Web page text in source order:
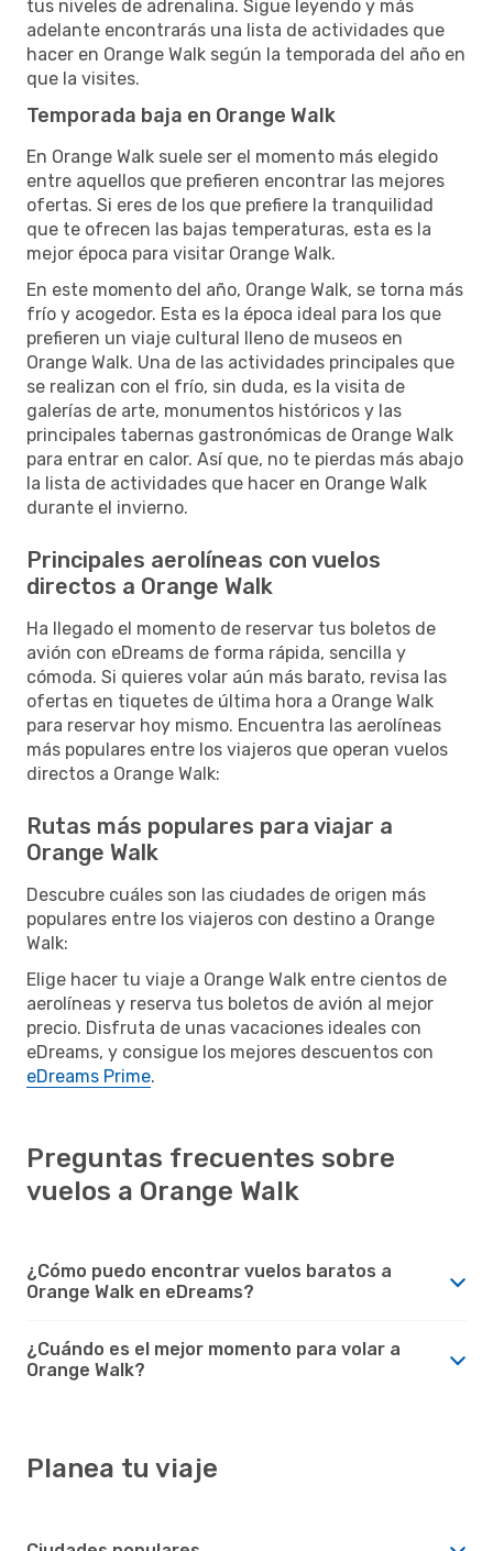
tus niveles de adrenalina. Sigue leyendo y más
adelante encontrarás una lista de actividades que
hacer en Orange Walk según la temporada del año en
que la visites.
Temporada baja en Orange Walk
En Orange Walk suele ser el momento más elegido
entre aquellos que prefieren encontrar las mejores
ofertas. Si eres de los que prefiere la tranquilidad
que te ofrecen las bajas temperaturas, esta es la
mejor época para visitar Orange Walk.
En este momento del año, Orange Walk, se torna más
frío y acogedor. Esta es la época ideal para los que
prefieren un viaje cultural lleno de museos en
Orange Walk. Una de las actividades principales que
se realizan con el frío, sin duda, es la visita de
galerías de arte, monumentos históricos y las
principales tabernas gastronómicas de Orange Walk
para entrar en calor. Así que, no te pierdas más abajo
la lista de actividades que hacer en Orange Walk
durante el invierno.
Principales aerolíneas con vuelos
directos a Orange Walk
Ha llegado el momento de reservar tus boletos de
avión con eDreams de forma rápida, sencilla y
cómoda. Si quieres volar aún más barato, revisa las
ofertas en tiquetes de última hora a Orange Walk
para reservar hoy mismo. Encuentra las aerolíneas
más populares entre los viajeros que operan vuelos
directos a Orange Walk:
Rutas más populares para viajar a
Orange Walk
Descubre cuáles son las ciudades de origen más
populares entre los viajeros con destino a Orange
Walk:
Elige hacer tu viaje a Orange Walk entre cientos de
aerolíneas y reserva tus boletos de avión al mejor
precio. Disfruta de unas vacaciones ideales con
eDreams, y consigue los mejores descuentos con
eDreams Prime.
Preguntas frecuentes sobre
vuelos a Orange Walk
¿Cómo puedo encontrar vuelos baratos a
Orange Walk en eDreams?
¿Cuándo es el mejor momento para volar a
Orange Walk?
Planea tu viaje